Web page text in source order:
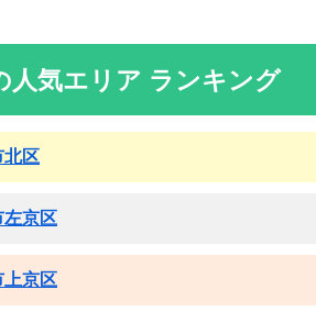
人気エリア ランキング
北区
左京区
上京区